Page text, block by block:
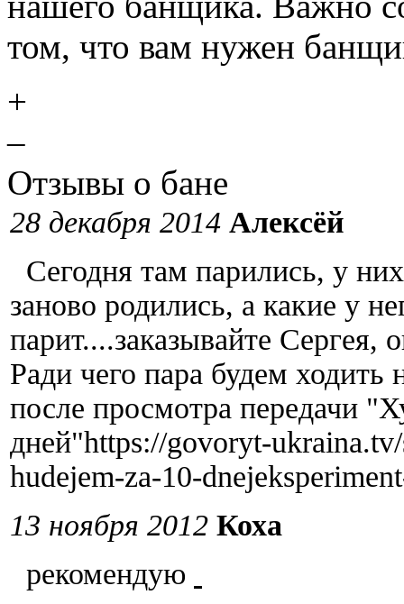
том, что вам нужен
+
–
Отзывы о бане
28 декабря 2014 Алексёй
Сегодня там парились, у
заново родились, а какие у
парит....заказывайте Сергея,
Ради чего пара будем
после просмотра передачи
дней"https://govoryt-
hudejem-za-10-
13 ноября 2012 Коха
рекомендую